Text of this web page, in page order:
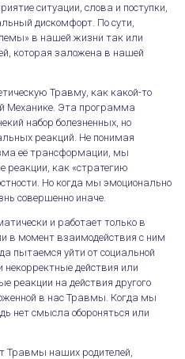
ситуации, слова и поступки,
дискомфорт. По сути,
в нашей жизни так или
которая заложена в нашей
Травму, как какой-то
Механике. Эта программа
набор болезненных, но
реакций. Не понимая
её трансформации, мы
реакции, как «стратегию
Но когда мы эмоционально
совершенно иначе.
и работает только в
в момент взаимодействия с ним
пытаемся уйти от социальной
некорректные действия или
реакции на действия другого
в нас Травмы. Когда мы
нет смысла обороняться или
Травмы наших родителей,